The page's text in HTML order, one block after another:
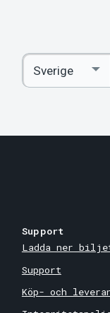
Ange
sökord
Select
Country
Support
Ladda ner
Support
Köp- och